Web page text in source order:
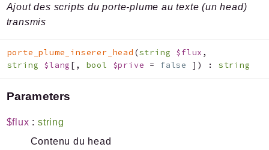
Ajout des scripts du porte-plume au texte (un head)
transmis
porte_plume_inserer_head (string $flux ,
string $lang [ , bool $prive = false ] ) : string
Parameters
$flux :string
Contenu du head